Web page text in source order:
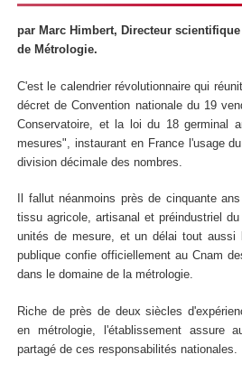
par Marc Himbert, Directeur
de Métrologie.
C'est le calendrier révolutionnaire qui
décret de Convention nationale du 19
Conservatoire, et la loi du 18 germinal
mesures", instaurant en France l'usage
division décimale des nombres.
Il fallut néanmoins près de cinquante
tissu agricole, artisanal et préindustriel
unités de mesure, et un délai tout aussi
publique confie officiellement au Cnam
dans le domaine de la métrologie.
Riche de près de deux siècles
en métrologie, l'établissement assure
partagé de ces responsabilités nationales.